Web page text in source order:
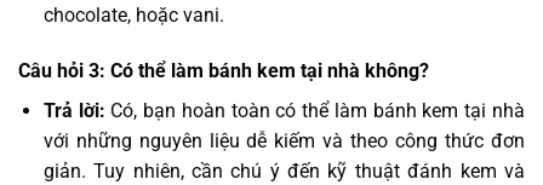
chocolate, hoặc vani.
Câu hỏi 3: Có thể làm bánh kem tại nhà không?
Trả lời: Có, bạn hoàn toàn có thể làm bánh kem tại nhà
với những nguyên liệu dễ kiếm và theo công thức đơn
giản. Tuy nhiên, cần chú ý đến kỹ thuật đánh kem và